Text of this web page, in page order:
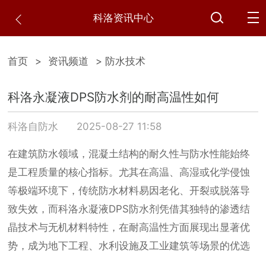
科洛资讯中心
首页 > 资讯频道 > 防水技术
科洛永凝液DPS防水剂的耐高温性如何
科洛自防水 2025-08-27 11:58
在建筑防水领域，混凝土结构的耐久性与防水性能始终
是工程质量的核心指标。尤其在高温、高湿或化学侵蚀
等极端环境下，传统防水材料易因老化、开裂或脱落导
致失效，而科洛永凝液DPS防水剂凭借其独特的渗透结
晶技术与无机材料特性，在耐高温性方面展现出显著优
势，成为地下工程、水利设施及工业建筑等场景的优选